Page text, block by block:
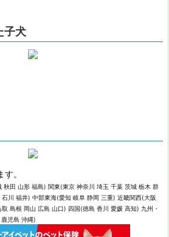
子犬
。
秋田 山形 福島) 関東(東京 神奈川 埼玉 千葉 茨城 栃木 群
川 福井) 中部東海(愛知 岐阜 静岡 三重) 近畿関西(大阪
島根 岡山 広島 山口) 四国(徳島 香川 愛媛 高知) 九州・
児島 沖縄)